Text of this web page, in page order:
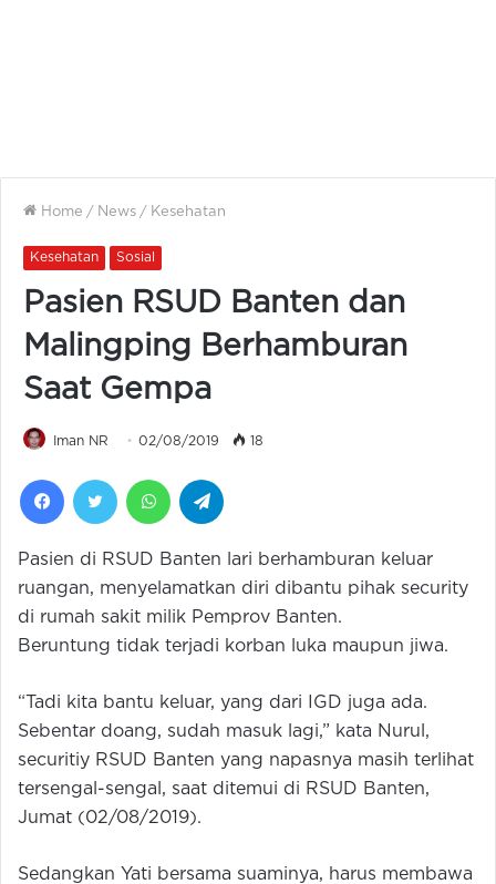
Home / News / Kesehatan
Kesehatan Sosial
Pasien RSUD Banten dan
Malingping Berhamburan
Saat Gempa
Iman NR 02/08/2019 18
FacebookTwitter WhatsApp
Pasien di RSUD Banten lari berhamburan keluar
ruangan, menyelamatkan diri dibantu pihak security
di rumah sakit milik Pemprov Banten.
Beruntung tidak terjadi korban luka maupun jiwa.
“Tadi kita bantu keluar, yang dari IGD juga ada.
Sebentar doang, sudah masuk lagi,” kata Nurul,
securitiy RSUD Banten yang napasnya masih terlihat
tersengal-sengal, saat ditemui di RSUD Banten,
Jumat (02/08/2019).
Sedangkan Yati bersama suaminya, harus membawa